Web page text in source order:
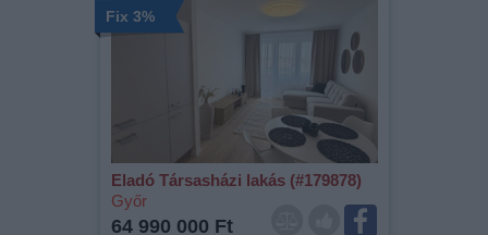
Fix 3%
Eladó Társasházi lakás (#179878)
Győr
64 990 000 Ft